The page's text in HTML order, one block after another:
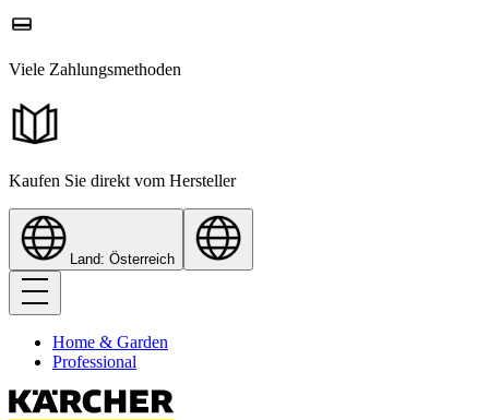
Viele Zahlungsmethoden
Kaufen Sie direkt vom Hersteller
Land: Österreich
Home & Garden
Professional